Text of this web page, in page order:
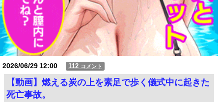
2026/06/2912:00 112 コメント
【動画】燃える炭の上を素足で歩く儀式中に起きた
死亡事故。